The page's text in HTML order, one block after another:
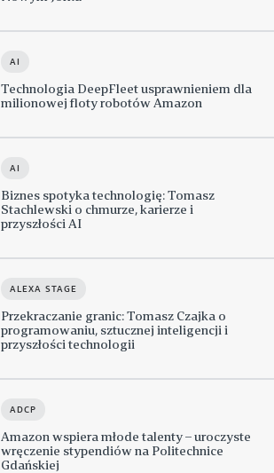
AI
Technologia DeepFleet usprawnieniem dla
milionowej floty robotów Amazon
AI
Biznes spotyka technologię: Tomasz
Stachlewski o chmurze, karierze i
przyszłości AI
ALEXA STAGE
Przekraczanie granic: Tomasz Czajka o
programowaniu, sztucznej inteligencji i
przyszłości technologii
ADCP
Amazon wspiera młode talenty – uroczyste
wręczenie stypendiów na Politechnice
Gdańskiej